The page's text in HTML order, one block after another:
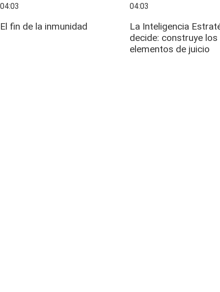
04:03
El fin de la inmunidad
04:03
La Inteligencia
decide: construye los
elementos de juicio